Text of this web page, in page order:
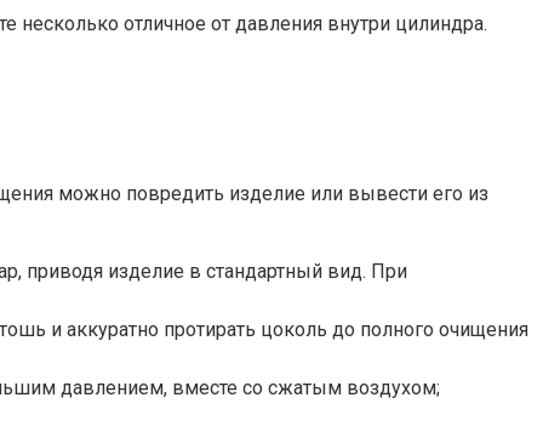
несколько отличное от давления внутри цилиндра.
можно повредить изделие или вывести его из
приводя изделие в стандартный вид. При
и аккуратно протирать цоколь до полного очищения
давлением, вместе со сжатым воздухом;